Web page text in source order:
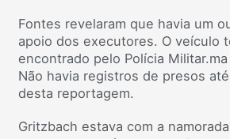
Fontes revelaram que havia um
apoio dos executores. O veículo
encontrado pelo Polícia
Não havia registros de presos
desta reportagem.
Gritzbach estava com a